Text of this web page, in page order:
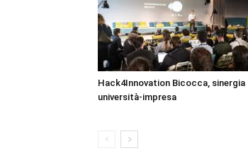
Hack4Innovation Bicocca, sinergia
università-impresa